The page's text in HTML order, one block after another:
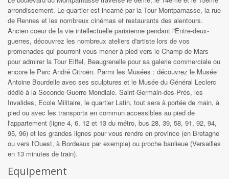
arrondissement. Le quartier est incarné par la Tour Montparnasse, la rue
de Rennes et les nombreux cinémas et restaurants des alentours.
Ancien coeur de la vie intellectuelle parisienne pendant l'Entre-deux-
guerres, découvrez les nombreux ateliers d'artiste lors de vos
promenades qui pourront vous mener à pied vers le Champ de Mars
pour admirer la Tour Eiffel, Beaugrenelle pour sa galerie commerciale ou
encore le Parc André Citroën. Parmi les Musées : découvrez le Musée
Antoine Bourdelle avec ses sculptures et le Musée du Général Leclerc
dédié à la Seconde Guerre Mondiale. Saint-Germain-des-Prés, les
Invalides, Ecole Militaire, le quartier Latin, tout sera à portée de main, à
pied ou avec les transports en commun accessibles au pied de
l'appartement (ligne 4, 6, 12 et 13 du métro, bus 28, 39, 58, 91, 92, 94,
95, 96) et les grandes lignes pour vous rendre en province (en Bretagne
ou vers l'Ouest, à Bordeaux par exemple) ou proche banlieue (Versailles
en 13 minutes de train).
Equipement